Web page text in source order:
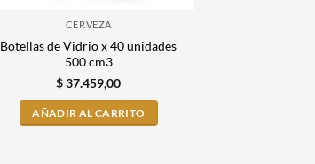
CERVEZA
Botellas de Vidrio x 40 unidades
500 cm3
$37.459,00
AÑADIR AL CARRITO